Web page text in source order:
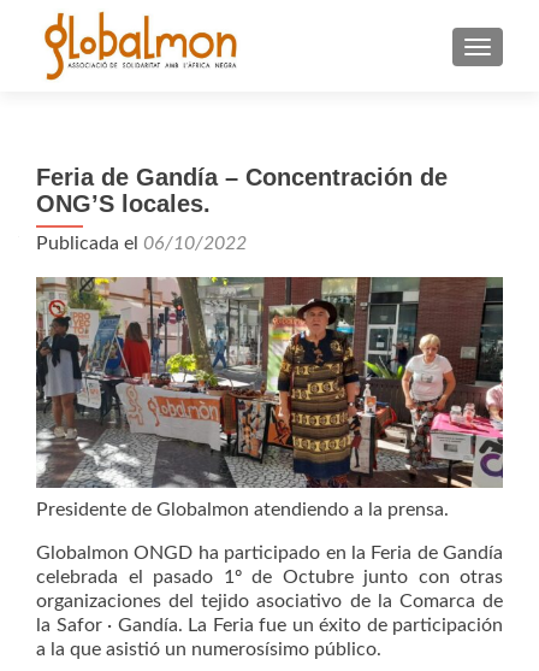
Feria de Gandía – Concentración de
ONG’S locales.
Publicada el 06/10/2022
Presidente de Globalmon atendiendo a la prensa.
Globalmon ONGD ha participado en la Feria de Gandía
celebrada el pasado 1º de Octubre junto con otras
organizaciones del tejido asociativo de la Comarca de
la Safor · Gandía. La Feria fue un éxito de participación
a la que asistió un numerosísimo público.